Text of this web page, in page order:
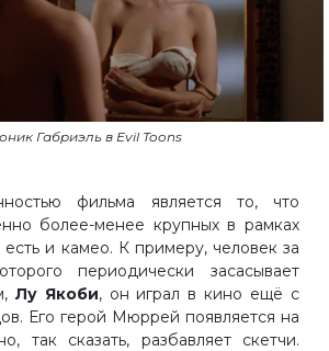
Габриэль в Evil Toons
фильма является то, что
более-менее крупных в рамках
и камео. К примеру, человек за
периодически засасывает
Лу Якоби, он играл в кино ещё с
Его герой Мюррей появляется на
так сказать, разбавляет скетчи.